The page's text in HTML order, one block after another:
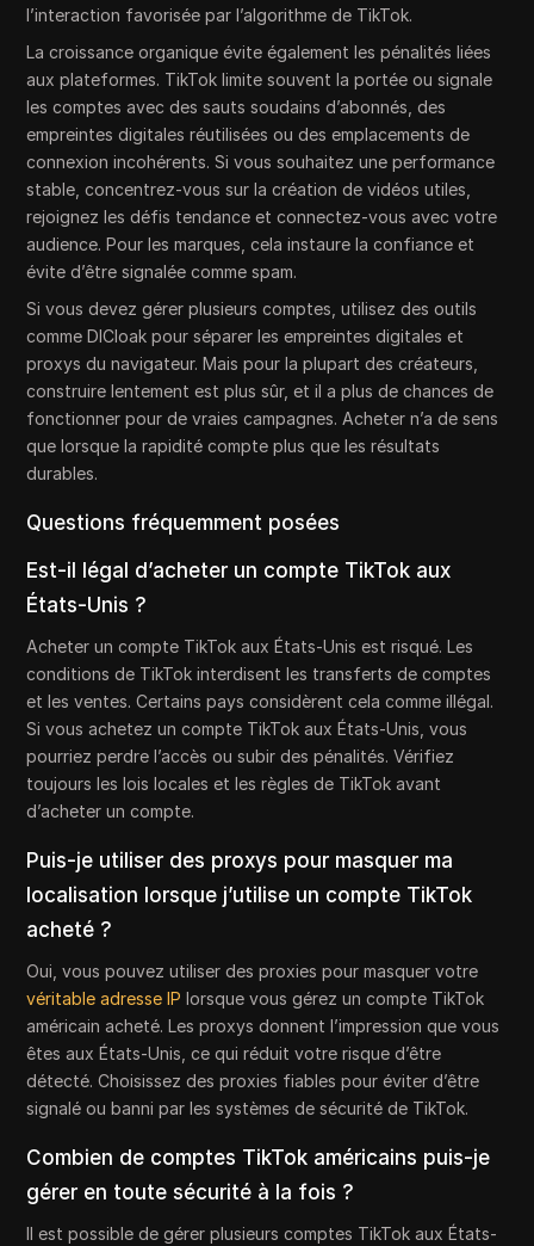
l’interaction favorisée par l’algorithme de TikTok.
La croissance organique évite également les pénalités liées
aux plateformes. TikTok limite souvent la portée ou signale
les comptes avec des sauts soudains d’abonnés, des
empreintes digitales réutilisées ou des emplacements de
connexion incohérents. Si vous souhaitez une performance
stable, concentrez-vous sur la création de vidéos utiles,
rejoignez les défis tendance et connectez-vous avec votre
audience. Pour les marques, cela instaure la confiance et
évite d’être signalée comme spam.
Si vous devez gérer plusieurs comptes, utilisez des outils
comme DICloak pour séparer les empreintes digitales et
proxys du navigateur. Mais pour la plupart des créateurs,
construire lentement est plus sûr, et il a plus de chances de
fonctionner pour de vraies campagnes. Acheter n’a de sens
que lorsque la rapidité compte plus que les résultats
durables.
Questions fréquemment posées
Est-il légal d’acheter un compte TikTok aux
États-Unis ?
Acheter un compte TikTok aux États-Unis est risqué. Les
conditions de TikTok interdisent les transferts de comptes
et les ventes. Certains pays considèrent cela comme illégal.
Si vous achetez un compte TikTok aux États-Unis, vous
pourriez perdre l’accès ou subir des pénalités. Vérifiez
toujours les lois locales et les règles de TikTok avant
d’acheter un compte.
Puis-je utiliser des proxys pour masquer ma
localisation lorsque j’utilise un compte TikTok
acheté ?
Oui, vous pouvez utiliser des proxies pour masquer votre
véritable adresse IP lorsque vous gérez un compte TikTok
américain acheté. Les proxys donnent l’impression que vous
êtes aux États-Unis, ce qui réduit votre risque d’être
détecté. Choisissez des proxies fiables pour éviter d’être
signalé ou banni par les systèmes de sécurité de TikTok.
Combien de comptes TikTok américains puis-je
gérer en toute sécurité à la fois ?
Il est possible de gérer plusieurs comptes TikTok aux États-